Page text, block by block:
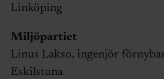
Linköping
Miljöpartiet
Linus Lakso, ingenjör
Eskilstuna